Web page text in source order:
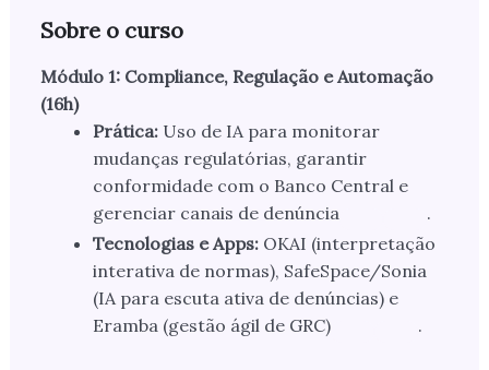
Sobre o curso
Módulo 1: Compliance, Regulação e Automação
(16h)
Prática:Uso de IA para monitorar
mudanças regulatórias, garantir
conformidade com o Banco Central e
gerenciar canais de denúncia
.
Tecnologias e Apps:OKAI (interpretação
interativa de normas), SafeSpace/Sonia
(IA para escuta ativa de denúncias) e
Eramba (gestão ágil de GRC)
.